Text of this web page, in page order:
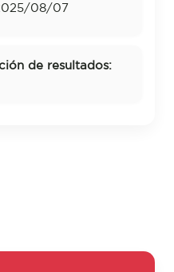
08/07
de resultados: